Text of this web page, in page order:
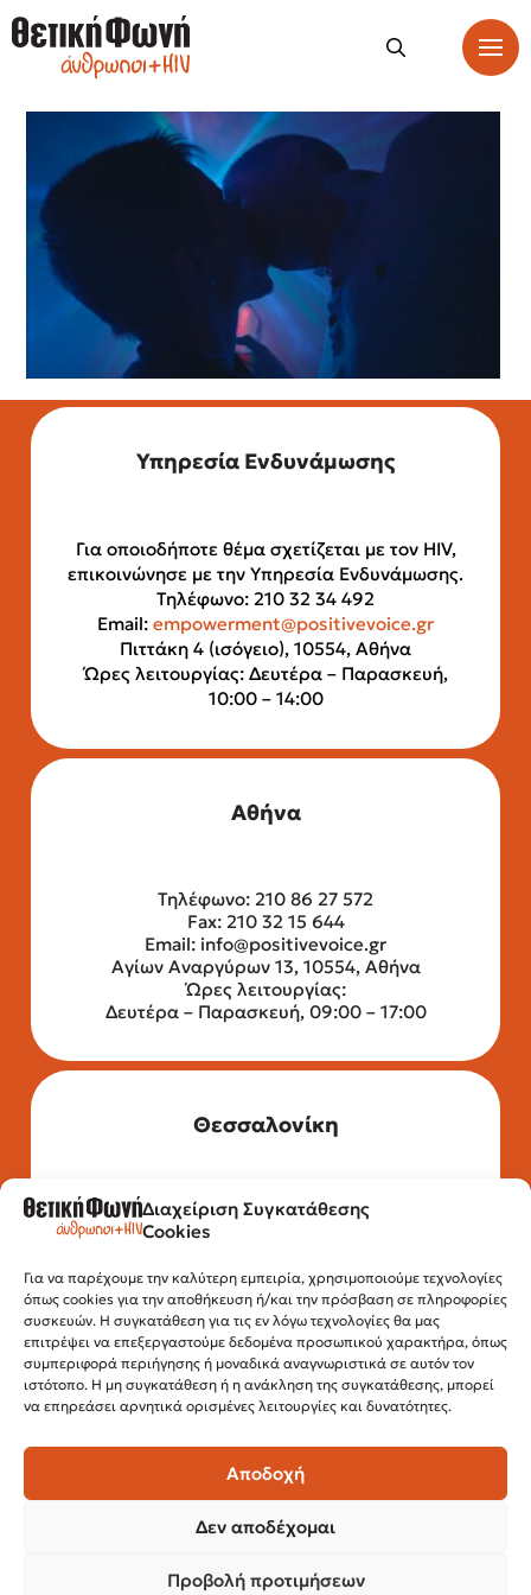
Διαχείριση Συγκατάθεσης
Cookies
Για να παρέχουμε την καλύτερη εμπειρία, χρησιμοποιούμε τεχνολογίες
όπως cookies για την αποθήκευση ή/και την πρόσβαση σε πληροφορίες
συσκευών. Η συγκατάθεση για τις εν λόγω τεχνολογίες θα μας
επιτρέψει να επεξεργαστούμε δεδομένα προσωπικού χαρακτήρα, όπως
συμπεριφορά περιήγησης ή μοναδικά αναγνωριστικά σε αυτόν τον
ιστότοπο. Η μη συγκατάθεση ή η ανάκληση της συγκατάθεσης, μπορεί
να επηρεάσει αρνητικά ορισμένες λειτουργίες και δυνατότητες.
Αποδοχή
Δεν αποδέχομαι
Προβολή προτιμήσεων
Υπηρεσία Ενδυνάμωσης
Για οποιοδήποτε θέμα σχετίζεται με τον HIV,
επικοινώνησε με την Υπηρεσία Ενδυνάμωσης.
Τηλέφωνο: 210 32 34 492
Email: empowerment@positivevoice.gr
Πιττάκη 4 (ισόγειο), 10554, Αθήνα
Ώρες λειτουργίας: Δευτέρα – Παρασκευή,
10:00 – 14:00
Αθήνα
Τηλέφωνο: 210 86 27 572
Fax: 210 32 15 644
Email: info@positivevoice.gr
Αγίων Αναργύρων 13, 10554, Αθήνα
Ώρες λειτουργίας:
Δευτέρα – Παρασκευή, 09:00 – 17:00
Θεσσαλονίκη
Τηλέφωνο: 2315 525 020
Fax: 210 32 15 644
Εγνατίας 112, 3ος όροφος, 54622,
Θεσσαλονίκη
Ώρες λειτουργίας:
Δευτέρα – Παρασκευή, 10:00 –14:00